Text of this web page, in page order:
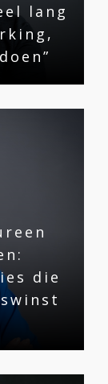
lang
die